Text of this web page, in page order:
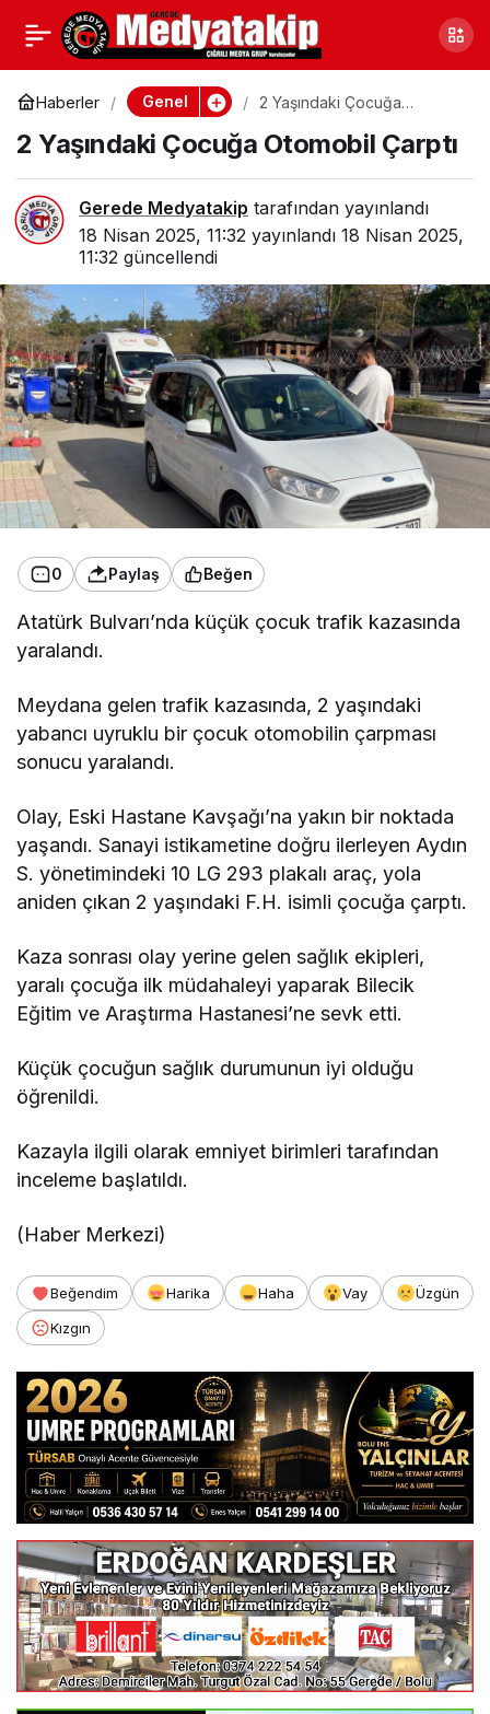
Haberler Genel
2 Yaşındaki Çocuğa
2 Yaşındaki Çocuğa Otomobil Çarptı
Gerede Medyatakip tarafından yayınlandı
18 Nisan 2025, 11:32 yayınlandı 18 Nisan 2025,
11:32 güncellendi
0 Paylaş Beğen
Atatürk Bulvarı’nda küçük çocuk trafik kazasında
yaralandı.
Meydana gelen trafik kazasında, 2 yaşındaki
yabancı uyruklu bir çocuk otomobilin çarpması
sonucu yaralandı.
Olay, Eski Hastane Kavşağı’na yakın bir noktada
yaşandı. Sanayi istikametine doğru ilerleyen Aydın
S. yönetimindeki 10 LG 293 plakalı araç, yola
aniden çıkan 2 yaşındaki F.H. isimli çocuğa çarptı.
Kaza sonrası olay yerine gelen sağlık ekipleri,
yaralı çocuğa ilk müdahaleyi yaparak Bilecik
Eğitim ve Araştırma Hastanesi’ne sevk etti.
Küçük çocuğun sağlık durumunun iyi olduğu
öğrenildi.
Kazayla ilgili olarak emniyet birimleri tarafından
inceleme başlatıldı.
(Haber Merkezi)
Beğendim Harika Haha Vay
Üzgün
Kızgın
Ankara Nallıhan’da
Baharla Birlikte Geldiler
Paylaş